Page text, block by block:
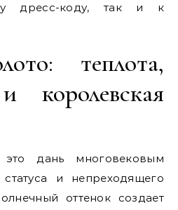
дресс-коду, так и к
теплота,
королевская
дань многовековым
и непреходящего
оттенок создает